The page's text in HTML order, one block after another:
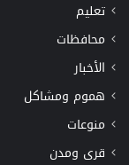
تعليم
محافظات
الأخبار
هموم ومشاكل
منوعات
قرى ومدن